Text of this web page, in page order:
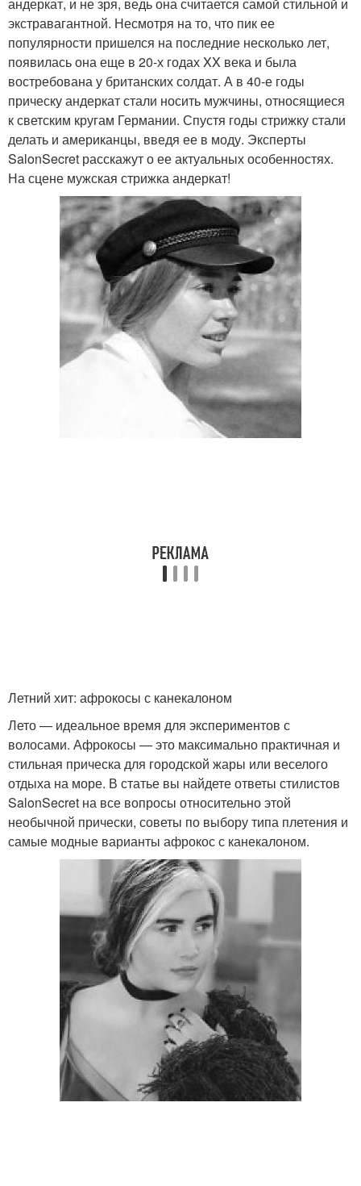
экстравагантной. Несмотря на то, что пик ее
популярности пришелся на последние несколько лет,
появилась она еще в 20-х годах XX века и была
востребована у британских солдат. А в 40-е годы
прическу андеркат стали носить мужчины, относящиеся
к светским кругам Германии. Спустя годы стрижку стали
делать и американцы, введя ее в моду. Эксперты
SalonSecret расскажут о ее актуальных особенностях.
На сцене мужская стрижка андеркат!
Летний хит: афрокосы с канекалоном
Лето — идеальное время для экспериментов с
волосами. Афрокосы — это максимально практичная и
стильная прическа для городской жары или веселого
отдыха на море. В статье вы найдете ответы стилистов
SalonSecret на все вопросы относительно этой
необычной прически, советы по выбору типа плетения и
самые модные варианты афрокос с канекалоном.